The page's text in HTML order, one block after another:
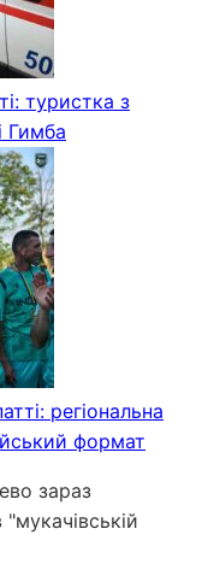
туристка з
Гимба
регіональна
формат
зараз